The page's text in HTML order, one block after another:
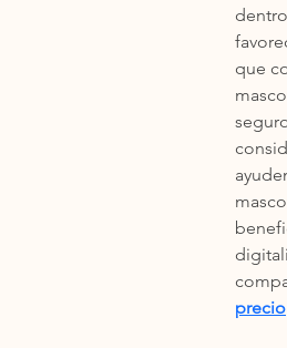
que
precio